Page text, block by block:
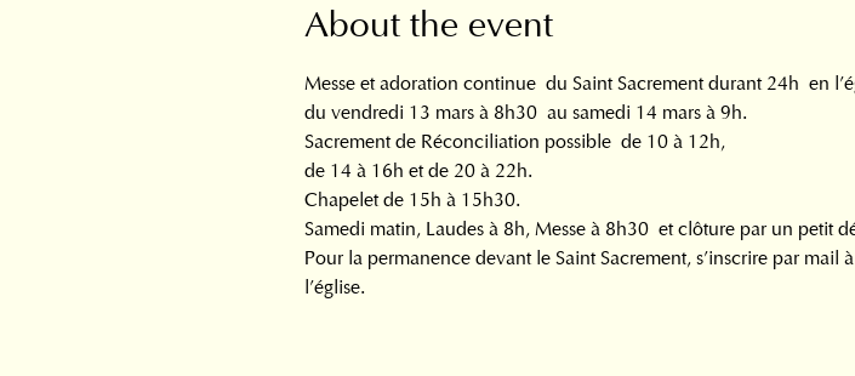
About the event
Messe et adoration continue  du Saint Sacrement durant 24h  en
du vendredi 13 mars à 8h30  au samedi 14 mars à 9h.
Sacrement de Réconciliation possible  de 10 à 12h,
de 14 à 16h et de 20 à 22h.
Chapelet de 15h à 15h30.
Samedi matin, Laudes à 8h, Messe à 8h30  et clôture par un petit
Pour la permanence devant le Saint Sacrement, s’inscrire par
l’église.